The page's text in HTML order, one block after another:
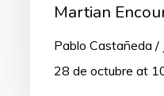
Martian
Pablo Castañeda /
28 de octubre at